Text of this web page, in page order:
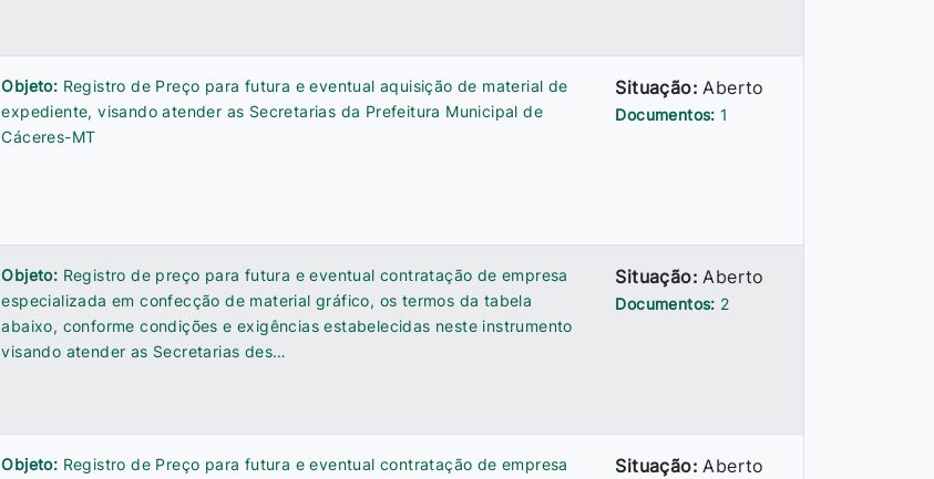
Objeto: Registro de Preço para futura e eventual aquisição de material de
expediente, visando atender as Secretarias da Prefeitura Municipal de
Cáceres-MT
Situação:Aberto
Documentos:1
Objeto: Registro de preço para futura e eventual contratação de empresa
especializada em confecção de material gráfico, os termos da tabela
abaixo, conforme condições e exigências estabelecidas neste instrumento
visando atender as Secretarias des…
Situação:Aberto
Documentos: 2
Objeto: Registro de Preço para futura e eventual contratação de empresa
Situação:Aberto